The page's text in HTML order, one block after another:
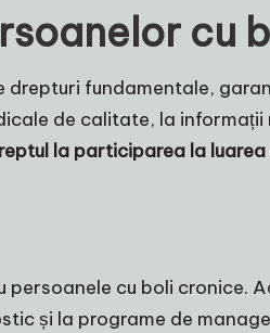
cu
fundamentale,
de calitate, la
la participarea la
cu boli cronice.
și la programe de